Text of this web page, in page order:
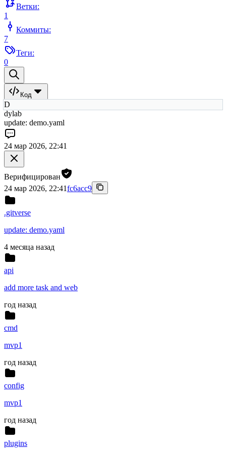
Ветки:
1
Коммиты:
7
Теги:
0
Код
D
dylab
update: demo.yaml
24 мар 2026, 22:41
Верифицирован
24 мар 2026, 22:41fc6acc9
.gitverse
update: demo.yaml
4 месяца назад
api
add more task and web
год назад
cmd
mvp1
год назад
config
mvp1
год назад
plugins